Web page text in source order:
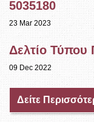
5035180
23 Mar 2023
Δελτίο
09 Dec 2022
Δείτε